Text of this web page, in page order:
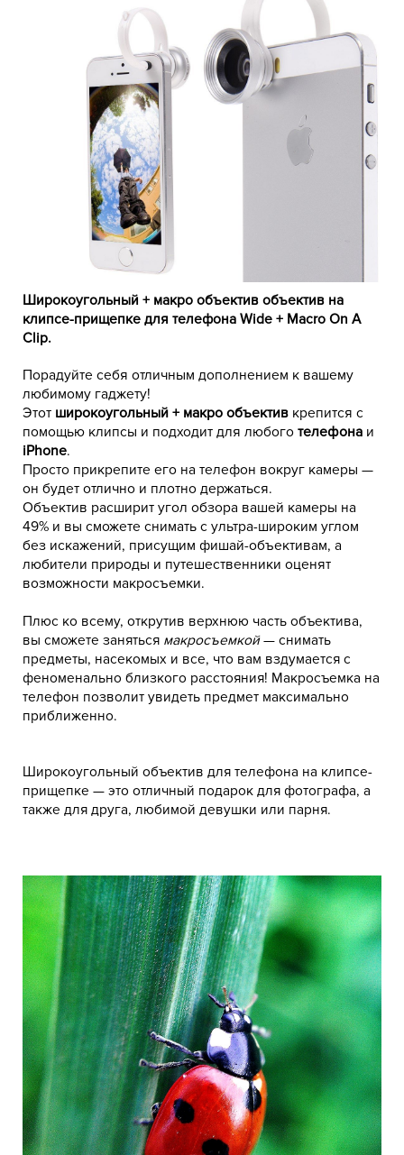
Широкоугольный + макро объектив объектив на
клипсе-прищепке для телефона Wide + Macro On A
Clip.
Порадуйте себя отличным дополнением к вашему
любимому гаджету!
Этот широкоугольный + макро объектив крепится с
помощью клипсы и подходит для любого телефона и
iPhone.
Просто прикрепите его на телефон вокруг камеры —
он будет отлично и плотно держаться.
Объектив расширит угол обзора вашей камеры на
49% и вы сможете снимать с ультра-широким углом
без искажений, присущим фишай-объективам, а
любители природы и путешественники оценят
возможности макросъемки.
Плюс ко всему, открутив верхнюю часть объектива,
вы сможете заняться макросъемкой— снимать
предметы, насекомых и все, что вам вздумается с
феноменально близкого расстояния! Макросъемка на
телефон позволит увидеть предмет максимально
приближенно.
Широкоугольный объектив для телефона на клипсе-
прищепке — это отличный подарок для фотографа, а
также для друга, любимой девушки или парня.